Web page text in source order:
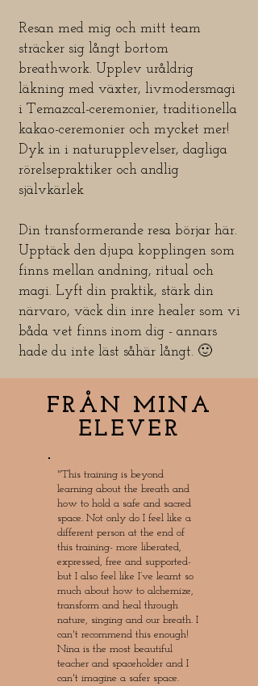
Resan med mig och mitt team
sträcker sig långt bortom
breathwork. Upplev uråldrig
läkning med växter, livmodersmagi
i Temazcal-ceremonier, traditionella
kakao-ceremonier och mycket mer!
Dyk in i naturupplevelser, dagliga
rörelsepraktiker och andlig
självkärlek
Din transformerande resa börjar här.
Upptäck den djupa kopplingen som
finns mellan andning, ritual och
magi. Lyft din praktik, stärk din
närvaro, väck din inre healer som vi
båda vet finns inom dig - annars
hade du inte läst såhär långt. 🙂
FRÅN MINA
ELEVER
"This training is beyond
learning about the breath and
how to hold a safe and sacred
space. Not only do I feel like a
different person at the end of
this training- more liberated,
expressed, free and supported-
but I also feel like I’ve learnt so
much about how to alchemize,
transform and heal through
nature, singing and our breath. I
can't recommend this enough!
Nina is the most beautiful
teacher and spaceholder and I
can't imagine a safer space.